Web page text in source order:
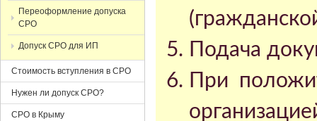
Подача
При
Переоформление допуска
СРО
Допуск СРО для ИП
Стоимость вступления в СРО
Нужен ли допуск СРО?
СРО в Крыму